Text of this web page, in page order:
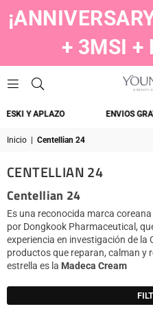
+ 3MSI +
Y APLAZO ENVIOS GRATIS
Inicio Centellian 24
CENTELLIAN 24
Centellian 24
Es una reconocida marca
por Dongkook Pharmaceutical,
experiencia en investigación de la
productos que reparan, calman y
estrella es la Madeca Cream